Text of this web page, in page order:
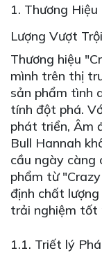
1. Thương
Lượng Vượt Trội
Thương hiệu
mình trên thị
sản phẩm tình
tính đột phá.
phát triển, Âm
Bull Hannah
cầu ngày càng
phẩm từ
định chất
trải nghiệm tốt
1.1. Triết lý